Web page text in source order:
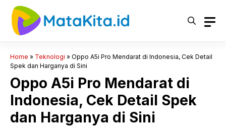
Langsung
Home » Teknologi » Oppo A5i Pro Mendarat di Indonesia, Cek Detail
Spek dan Harganya di Sini
Oppo A5i Pro Mendarat di
Indonesia, Cek Detail Spek
dan Harganya di Sini